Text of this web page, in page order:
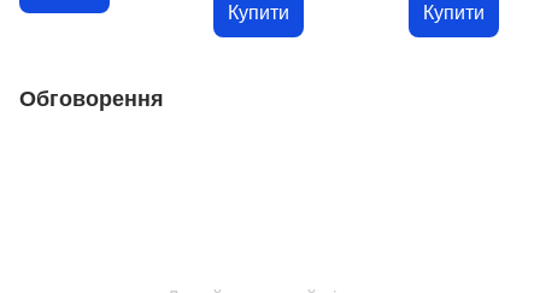
Купити Купити
Обговорення